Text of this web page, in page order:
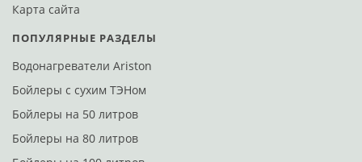
Карта сайта
ПОПУЛЯРНЫЕ РАЗДЕЛЫ
Водонагреватели Ariston
Бойлеры с сухим ТЭНом
Бойлеры на 50 литров
Бойлеры на 80 литров